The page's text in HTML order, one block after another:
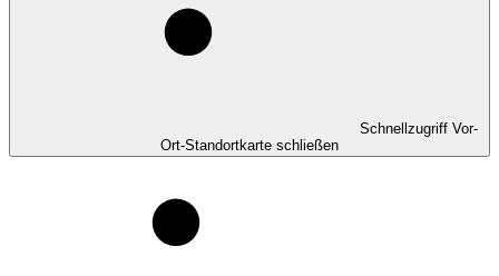
Schnellzugriff Vor-
Ort-Standortkarte schließen